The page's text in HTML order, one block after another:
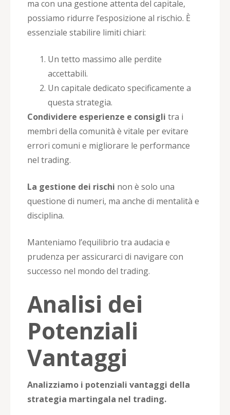
ma con una gestione attenta del capitale,
possiamo ridurre l’esposizione al rischio. È
essenziale stabilire limiti chiari:
Un tetto massimo alle perdite
accettabili.
Un capitale dedicato specificamente a
questa strategia.
Condividere esperienze e consigli tra i
membri della comunità è vitale per evitare
errori comuni e migliorare le performance
nel trading.
La gestione dei rischi non è solo una
questione di numeri, ma anche di mentalità e
disciplina.
Manteniamo l’equilibrio tra audacia e
prudenza per assicurarci di navigare con
successo nel mondo del trading.
Analisi dei
Potenziali
Vantaggi
Analizziamo i potenziali vantaggi della
strategia martingala nel trading.